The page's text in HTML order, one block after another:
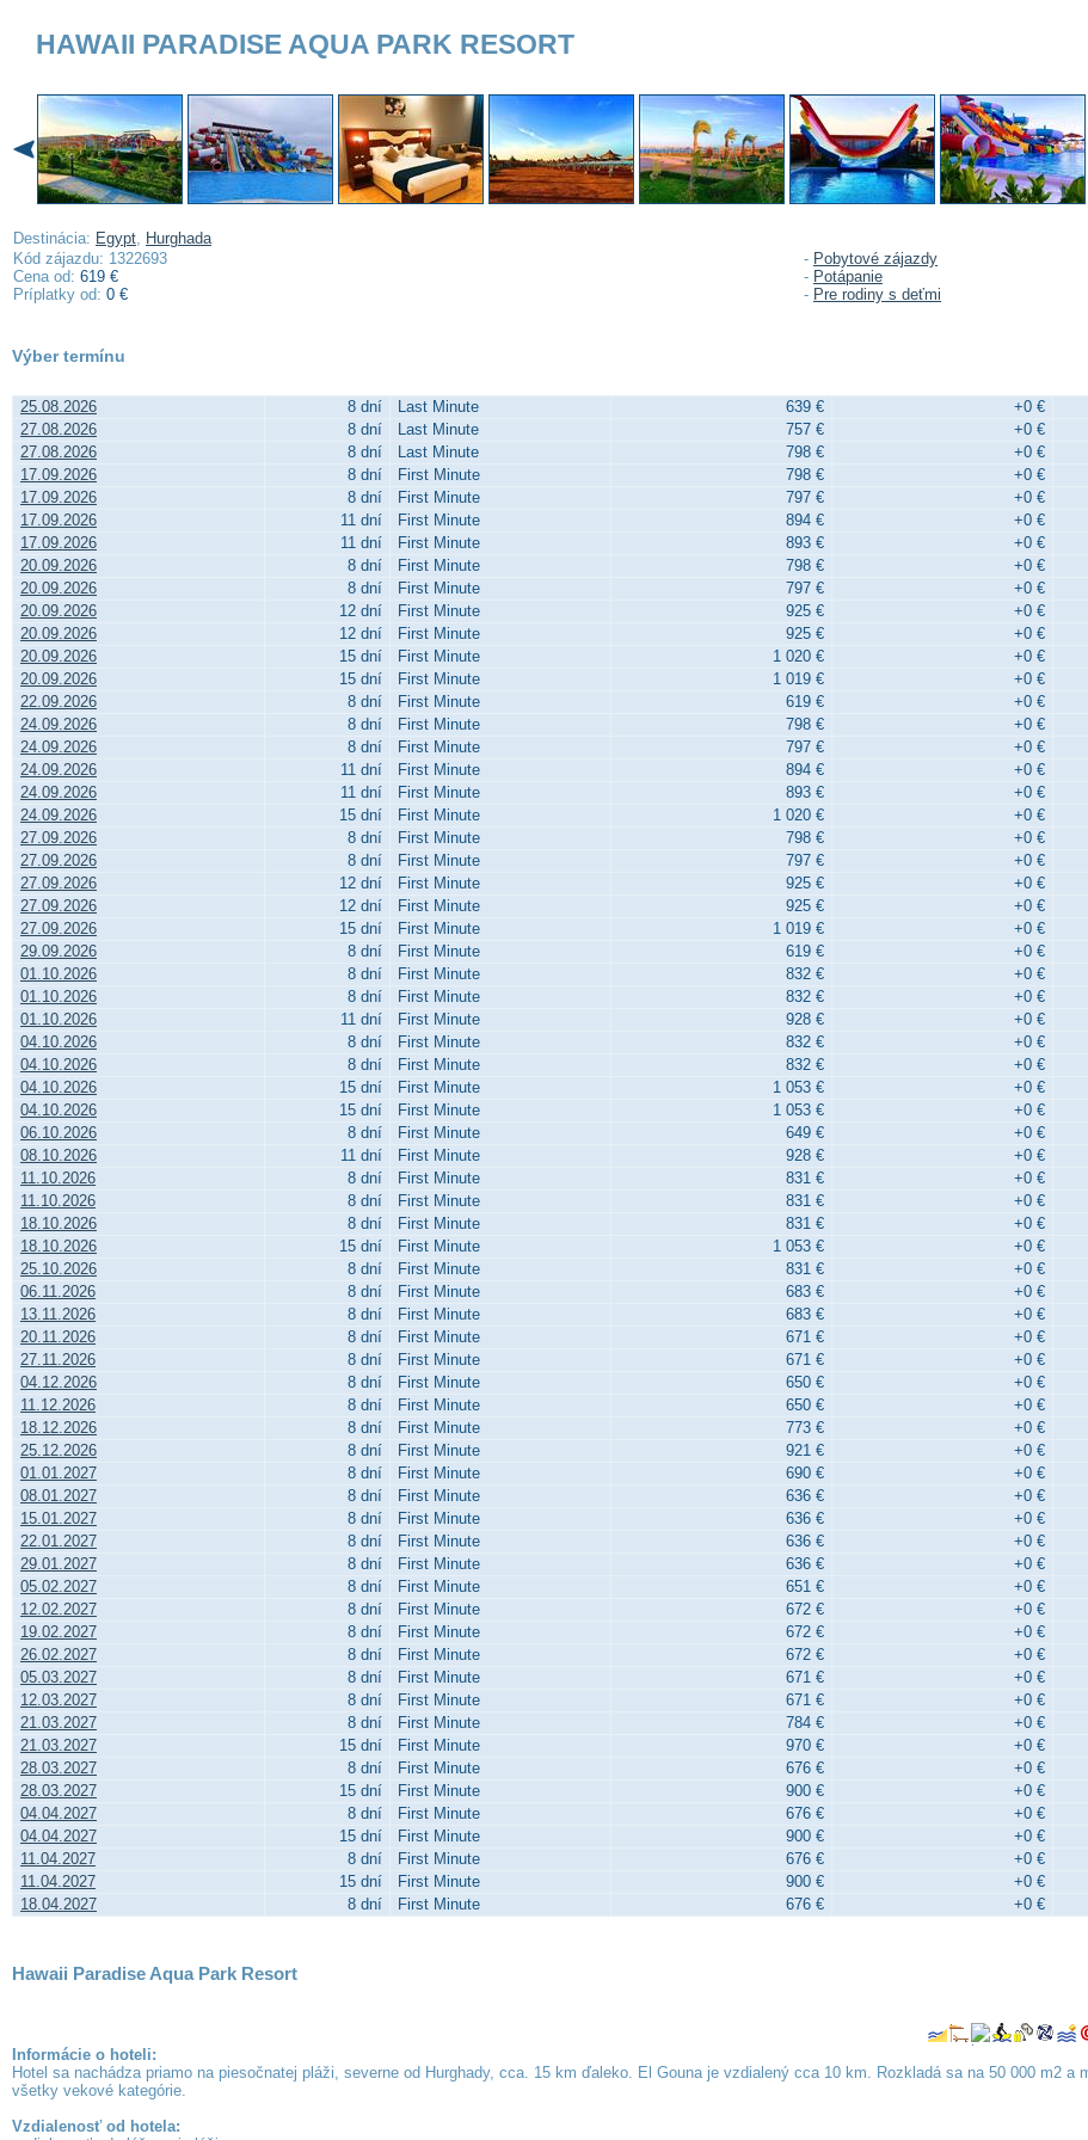
HAWAII PARADISE AQUA PARK RESORT
Destinácia: Egypt, Hurghada
Kód zájazdu: 1322693
Cena od: 619 €
Príplatky od: 0 €
- Pobytové zájazdy
- Potápanie
- Pre rodiny s deťmi
Výber termínu
25.08.2026 8 dní Last Minute 639 € +0 €
27.08.2026
8 dní Last Minute 757 € +0 €
27.08.2026
8 dní Last Minute 798 € +0 €
17.09.2026
8 dní First Minute 798 € +0 €
17.09.2026
8 dní First Minute 797 € +0 €
17.09.2026
11 dní First Minute 894 € +0 €
17.09.2026
11 dní First Minute 893 € +0 €
20.09.2026
8 dní First Minute 798 € +0 €
20.09.2026
8 dní First Minute 797 € +0 €
20.09.2026
12 dní First Minute 925 € +0 €
20.09.2026
12 dní First Minute 925 € +0 €
20.09.2026
15 dní First Minute 1 020 € +0 €
20.09.2026
15 dní First Minute 1 019 € +0 €
22.09.2026
8 dní First Minute 619 € +0 €
24.09.2026
8 dní First Minute 798 € +0 €
24.09.2026
8 dní First Minute 797 € +0 €
24.09.2026
11 dní First Minute 894 € +0 €
24.09.2026
11 dní First Minute 893 € +0 €
24.09.2026
15 dní First Minute 1 020 € +0 €
27.09.2026
8 dní First Minute 798 € +0 €
27.09.2026
8 dní First Minute 797 € +0 €
27.09.2026
12 dní First Minute 925 € +0 €
27.09.2026
12 dní First Minute 925 € +0 €
27.09.2026
15 dní First Minute 1 019 € +0 €
29.09.2026
8 dní First Minute 619 € +0 €
01.10.2026
8 dní First Minute 832 € +0 €
01.10.2026
8 dní First Minute 832 € +0 €
01.10.2026
11 dní First Minute 928 € +0 €
04.10.2026
8 dní First Minute 832 € +0 €
04.10.2026
8 dní First Minute 832 € +0 €
04.10.2026
15 dní First Minute 1 053 € +0 €
04.10.2026
15 dní First Minute 1 053 € +0 €
06.10.2026
8 dní First Minute 649 € +0 €
08.10.2026
11 dní First Minute 928 € +0 €
11.10.2026
8 dní First Minute 831 € +0 €
11.10.2026
8 dní First Minute 831 € +0 €
18.10.2026
8 dní First Minute 831 € +0 €
18.10.2026
15 dní First Minute 1 053 € +0 €
25.10.2026
8 dní First Minute 831 € +0 €
06.11.2026
8 dní First Minute 683 € +0 €
13.11.2026
8 dní First Minute 683 € +0 €
20.11.2026
8 dní First Minute 671 € +0 €
27.11.2026
8 dní First Minute 671 € +0 €
04.12.2026
8 dní First Minute 650 € +0 €
11.12.2026
8 dní First Minute 650 € +0 €
18.12.2026
8 dní First Minute 773 € +0 €
25.12.2026
8 dní First Minute 921 € +0 €
01.01.2027
8 dní First Minute 690 € +0 €
08.01.2027
8 dní First Minute 636 € +0 €
15.01.2027
8 dní First Minute 636 € +0 €
22.01.2027
8 dní First Minute 636 € +0 €
29.01.2027
8 dní First Minute 636 € +0 €
05.02.2027
8 dní First Minute 651 € +0 €
12.02.2027
8 dní First Minute 672 € +0 €
19.02.2027
8 dní First Minute 672 € +0 €
26.02.2027
8 dní First Minute 672 € +0 €
05.03.2027
8 dní First Minute 671 € +0 €
12.03.2027
8 dní First Minute 671 € +0 €
21.03.2027
8 dní First Minute 784 € +0 €
21.03.2027
15 dní First Minute 970 € +0 €
28.03.2027
8 dní First Minute 676 € +0 €
28.03.2027
15 dní First Minute 900 € +0 €
04.04.2027
8 dní First Minute 676 € +0 €
04.04.2027
15 dní First Minute 900 € +0 €
11.04.2027
8 dní First Minute 676 € +0 €
11.04.2027
15 dní First Minute 900 € +0 €
18.04.2027
8 dní First Minute 676 € +0 €
Hawaii Paradise Aqua Park Resort
Informácie o hoteli:
Hotel sa nachádza priamo na piesočnatej pláži, severne od Hurghady, cca. 15 km ďaleko. El Gouna je vzdialený cca 10 km. Rozkladá sa na 50 000 m2 a
všetky vekové kategórie.
Vzdialenosť od hotela: